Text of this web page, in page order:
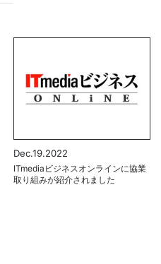
Dec.19.2022
ITmediaビジネスオンラインに協業
取り組みが紹介されました